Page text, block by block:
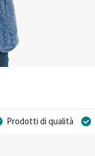
Prodotti di qualità